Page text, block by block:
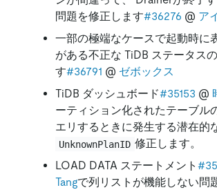
問題を修正します#36276 @ ア
一部の極端なケースで起動時に
がある不正な TiDB ステータス
す#36791 @ ゼボックス
TiDB ダッシュボード#35153 @
ーティション化されたテーブル
エリするときに発生する潜在的
UnknownPlanID 修正します。
LOAD DATA ステートメント
Tangで列リストが機能しない問